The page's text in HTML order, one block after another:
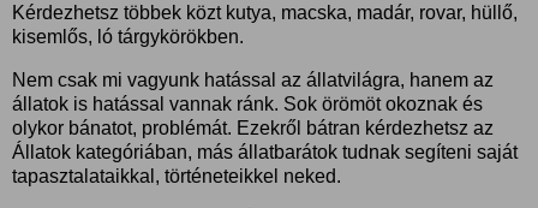
Kérdezhetsz többek közt kutya, macska, madár, rovar, hüllő,
kisemlős, ló tárgykörökben.
Nem csak mi vagyunk hatással az állatvilágra, hanem az
állatok is hatással vannak ránk. Sok örömöt okoznak és
olykor bánatot, problémát. Ezekről bátran kérdezhetsz az
Állatok kategóriában, más állatbarátok tudnak segíteni saját
tapasztalataikkal, történeteikkel neked.